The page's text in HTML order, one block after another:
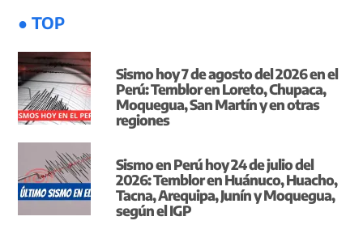
● TOP
Sismo hoy 7 de agosto del 2026 en el
Perú: Temblor en Loreto, Chupaca,
Moquegua, San Martín y en otras
regiones
Sismo en Perú hoy 24 de julio del
2026: Temblor en Huánuco, Huacho,
Tacna, Arequipa, Junín y Moquegua,
según el IGP